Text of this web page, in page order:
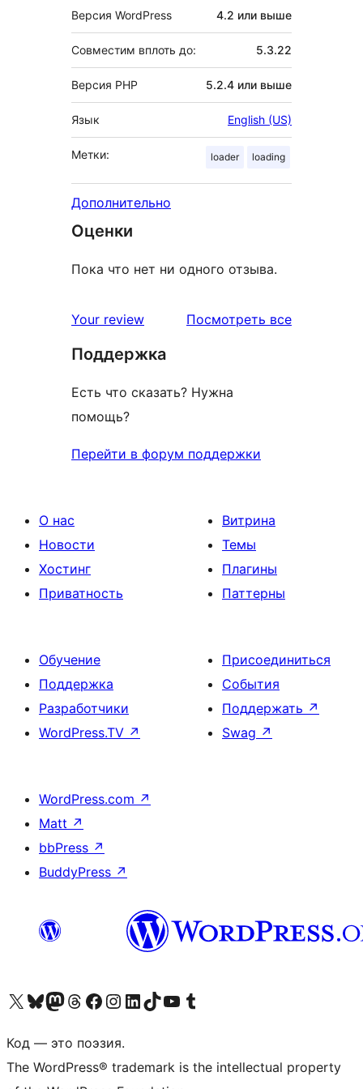
Версия WordPress 4.2 или выше
Совместим вплоть до: 5.3.22
Версия PHP 5.2.4 или выше
Язык English (US)
Метки: loader loading
Дополнительно
Оценки
Пока что нет ни одного отзыва.
Your review Посмотреть всеотзывы
Поддержка
Есть что сказать? Нужна
помощь?
Перейти в форум поддержки
О нас
Новости
Хостинг
Приватность
Витрина
Темы
Плагины
Паттерны
Обучение
Поддержка
Разработчики
WordPress.TV ↗
Присоединиться
События
Поддержать ↗
Swag ↗
WordPress.com ↗
Matt ↗
bbPress ↗
BuddyPress ↗
Посетите нас в X (ранее Twitter)
Посетите нашу учётную запись в Bluesky
Посетите нашу ленту в Mastodon
Посетите нашу учётную запись в Threads
Посетите нашу страницу на Facebook
Посетите наш Instagram
Посетите нашу страницу в LinkedIn
Посетите нашу учётную запись в TikTok
Посетите наш канал YouTube
Посетите нашу учётную запись в Tumblr
Код — это поэзия.
The WordPress® trademark is the intellectual property